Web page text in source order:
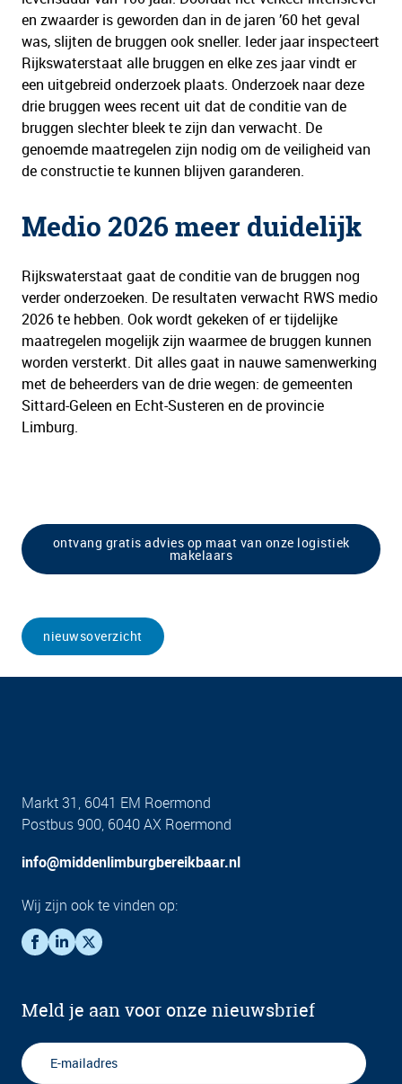
en zwaarder is geworden dan in de jaren ’60 het geval
was, slijten de bruggen ook sneller. Ieder jaar inspecteert
Rijkswaterstaat alle bruggen en elke zes jaar vindt er
een uitgebreid onderzoek plaats. Onderzoek naar deze
drie bruggen wees recent uit dat de conditie van de
bruggen slechter bleek te zijn dan verwacht. De
genoemde maatregelen zijn nodig om de veiligheid van
de constructie te kunnen blijven garanderen.
Medio 2026 meer duidelijk
Rijkswaterstaat gaat de conditie van de bruggen nog
verder onderzoeken. De resultaten verwacht RWS medio
2026 te hebben. Ook wordt gekeken of er tijdelijke
maatregelen mogelijk zijn waarmee de bruggen kunnen
worden versterkt. Dit alles gaat in nauwe samenwerking
met de beheerders van de drie wegen: de gemeenten
Sittard-Geleen en Echt-Susteren en de provincie
Limburg.
ontvang gratis advies op maat van onze logistiek
makelaars
nieuwsoverzicht
Markt 31, 6041 EM Roermond
Postbus 900, 6040 AX Roermond
info@middenlimburgbereikbaar.nl
Wij zijn ook te vinden op:
Meld je aan voor onze nieuwsbrief